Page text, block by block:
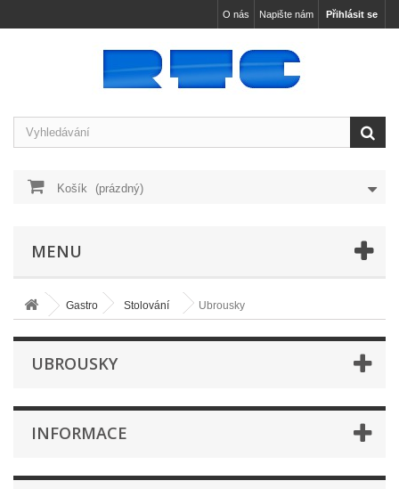
Přihlásit se
Napište nám
O nás
Košík (prázdný)
MENU
Gastro Stolování Ubrousky
UBROUSKY
INFORMACE